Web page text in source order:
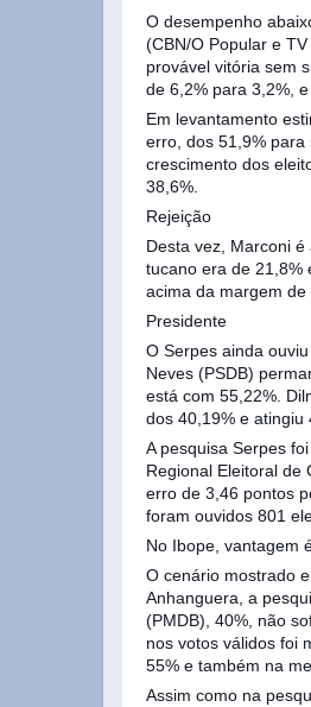
O desempenho
(CBN/O Popular e
provável vitória sem
de 6,2% para 3,2%,
Em levantamento
erro, dos 51,9% para
crescimento dos
38,6%.
Rejeição
Desta vez, Marconi
tucano era de 21,8%
acima da margem
Presidente
O Serpes ainda
Neves (PSDB)
está com 55,22%.
dos 40,19% e atingiu
A pesquisa Serpes
Regional Eleitoral de
erro de 3,46 pontos
foram ouvidos 801
No Ibope, vantagem
O cenário mostrado
Anhanguera, a
(PMDB), 40%, não
nos votos válidos foi
55% e também na
Assim como na